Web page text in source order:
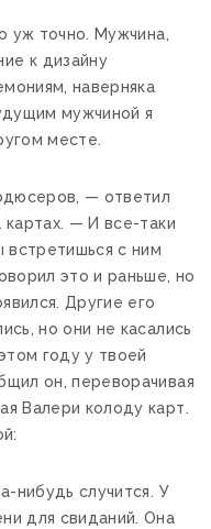
уж точно. Мужчина,
к дизайну
наверняка
мужчиной я
месте.
— ответил
— И все-таки
встретишься с ним
это и раньше, но
Другие его
но они не касались
году у твоей
он, переворачивая
Валери колоду карт.
нибудь случится. У
для свиданий. Она